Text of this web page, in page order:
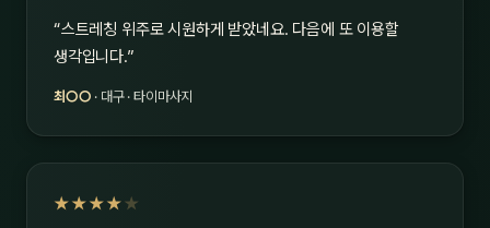
“스트레칭 위주로 시원하게 받았네요. 다음에 또 이용할
생각입니다.”
최○○ · 대구 · 타이마사지
★★★★ ★